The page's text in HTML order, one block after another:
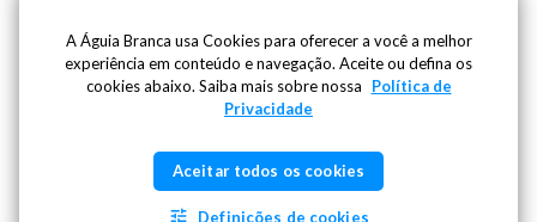
Viação Águia Branca S.A. | Av. Mario Gurgel, 5030 |
Cariacica - ES - CEP: 29148-901 - CNPJ: 27.486.182/0001-
Inscricao Estadual: 080.444.20-2 | Whatsapp:(27) 99796-
- SAC | Telefone: 0800 725 1211 |
sac@aguiabranca.com.br
A Águia Branca usa Cookies para oferecer a você a melhor
experiência em conteúdo e navegação. Aceite ou defina os
cookies abaixo. Saiba mais sobre nossa
Política de
Privacidade
Aceitar todos os cookies
Definições de cookies